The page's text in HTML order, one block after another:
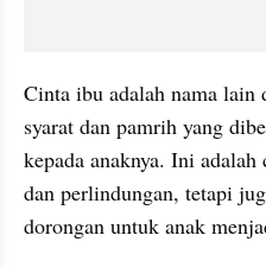
Cinta ibu adalah nama lain
syarat dan pamrih yang
kepada anaknya. Ini
dan perlindungan, tetapi
dorongan untuk anak